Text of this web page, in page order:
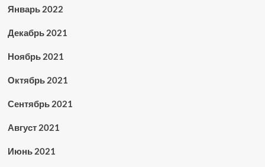
Январь 2022
Декабрь 2021
Ноябрь 2021
Октябрь 2021
Сентябрь 2021
Август 2021
Июнь 2021